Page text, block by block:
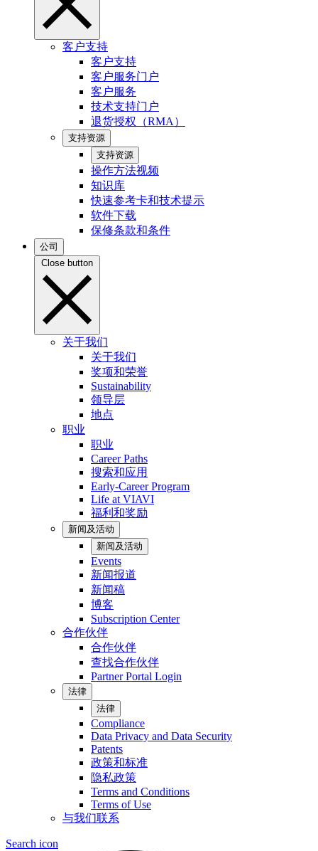
客户支持
客户支持
客户服务门户
客户服务
技术支持门户
退货授权（RMA）
支持资源
支持资源
操作方法视频
知识库
快速参考卡和技术提示
软件下载
保修条款和条件
公司
Close button
关于我们
关于我们
奖项和荣誉
Sustainability
领导层
地点
职业
职业
Career Paths
搜索和应用
Early-Career Program
Life at VIAVI
福利和奖励
新闻及活动
新闻及活动
Events
新闻报道
新闻稿
博客
Subscription Center
合作伙伴
合作伙伴
查找合作伙伴
Partner Portal Login
法律
法律
Compliance
Data Privacy and Data Security
Patents
政策和标准
隐私政策
Terms and Conditions
Terms of Use
与我们联系
Search icon